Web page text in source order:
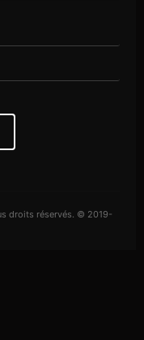
droits réservés. © 2019-